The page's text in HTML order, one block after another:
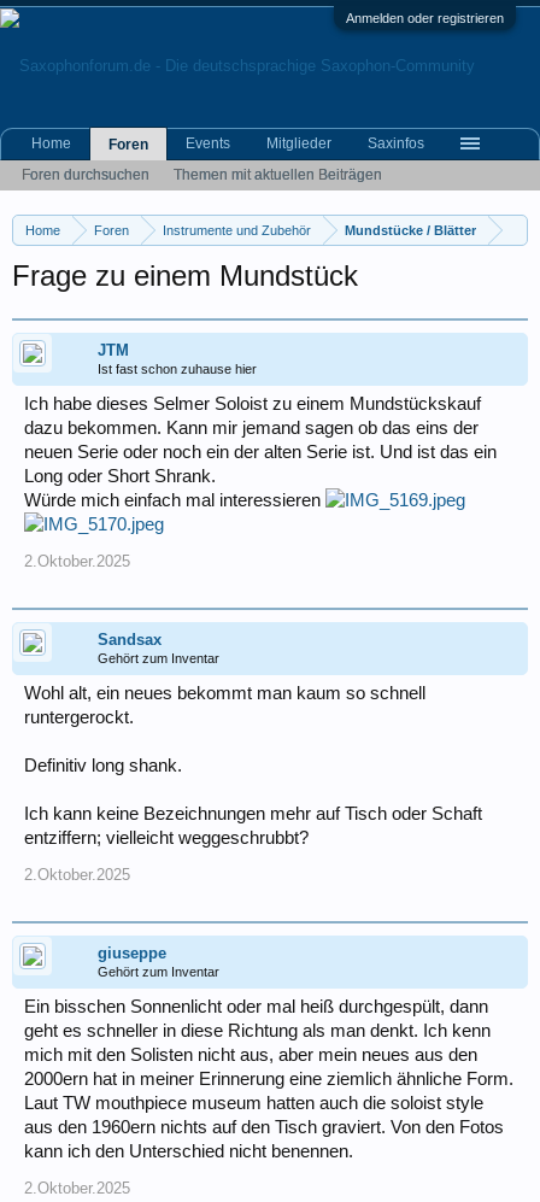
Anmelden oder registrieren
Home Foren Instrumente und Zubehör Mundstücke / Blätter
Frage zu einem Mundstück
JTM
Ist fast schon zuhause hier
Ich habe dieses Selmer Soloist zu einem Mundstückskauf
dazu bekommen. Kann mir jemand sagen ob das eins der
neuen Serie oder noch ein der alten Serie ist. Und ist das ein
Long oder Short Shrank.
Würde mich einfach mal interessieren
2.Oktober.2025
Sandsax
Gehört zum Inventar
Wohl alt, ein neues bekommt man kaum so schnell
runtergerockt.
Definitiv long shank.
Ich kann keine Bezeichnungen mehr auf Tisch oder Schaft
entziffern; vielleicht weggeschrubbt?
2.Oktober.2025
giuseppe
Gehört zum Inventar
Ein bisschen Sonnenlicht oder mal heiß durchgespült, dann
geht es schneller in diese Richtung als man denkt. Ich kenn
mich mit den Solisten nicht aus, aber mein neues aus den
2000ern hat in meiner Erinnerung eine ziemlich ähnliche Form.
Laut TW mouthpiece museum hatten auch die soloist style
aus den 1960ern nichts auf den Tisch graviert. Von den Fotos
kann ich den Unterschied nicht benennen.
2.Oktober.2025
Home
Foren
Foren durchsuchen
Themen mit aktuellen Beiträgen
Events Mitglieder Saxinfos